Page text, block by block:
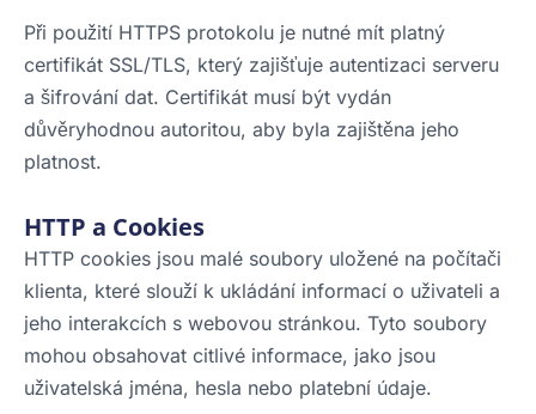
Při použití HTTPS protokolu je nutné mít platný
certifikát SSL/TLS, který zajišťuje autentizaci serveru
a šifrování dat. Certifikát musí být vydán
důvěryhodnou autoritou, aby byla zajištěna jeho
platnost.
HTTP a Cookies
HTTP cookies jsou malé soubory uložené na počítači
klienta, které slouží k ukládání informací o uživateli a
jeho interakcích s webovou stránkou. Tyto soubory
mohou obsahovat citlivé informace, jako jsou
uživatelská jména, hesla nebo platební údaje.